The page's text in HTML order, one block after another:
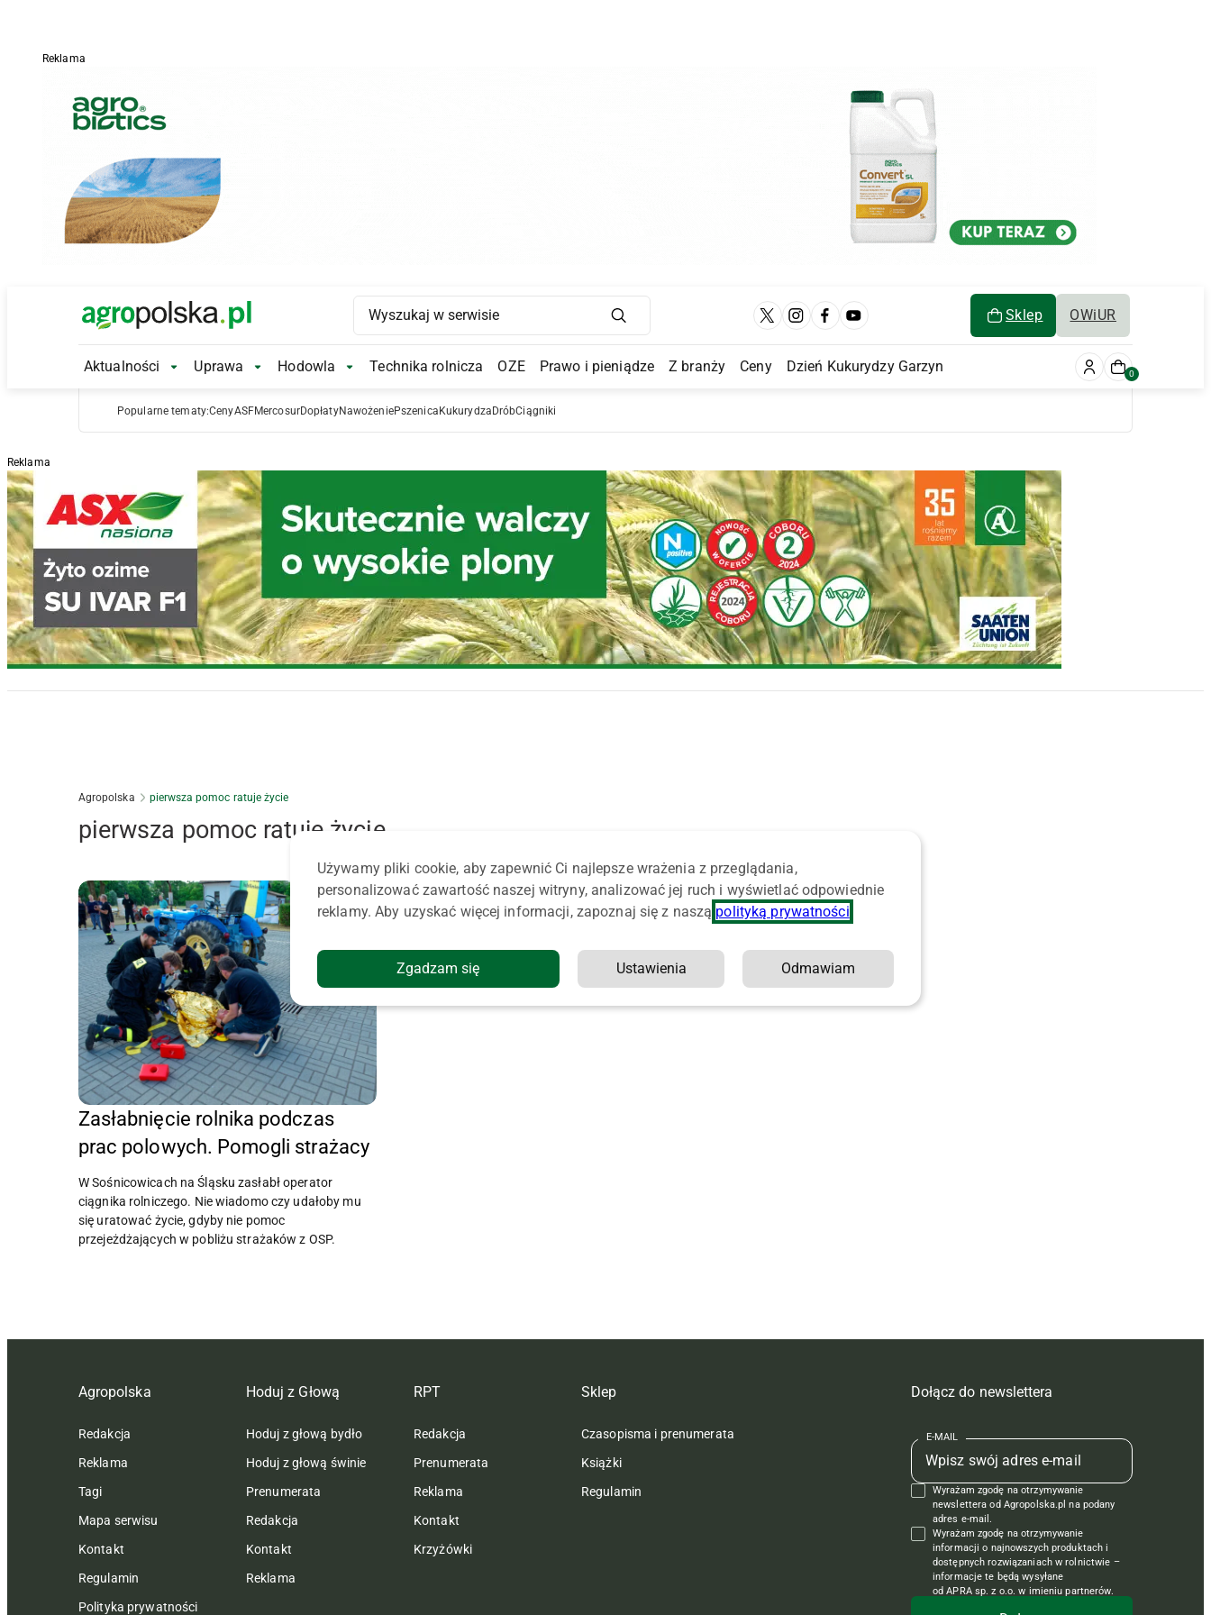
Reklama
Main Logo Sklep OWiUR
Main Navigation
Aktualności Aktualności Submenu
Uprawa Uprawa Submenu
Hodowla Hodowla Submenu
Technika rolnicza OZE Prawo i pieniądze Z branży Ceny Dzień Kukurydzy Garzyn 0
Popularne tematy:CenyASFMercosurDopłatyNawożeniePszenica Kukurydza DróbCiągniki
Reklama
Agropolska pierwsza pomoc ratuje życie
pierwsza pomoc ratuje życie
Zasłabnięcie rolnika podczas
prac polowych. Pomogli strażacy
W Sośnicowicach na Śląsku zasłabł operator
ciągnika rolniczego. Nie wiadomo czy udałoby mu
się uratować życie, gdyby nie pomoc
przejeżdżających w pobliżu strażaków z OSP.
Agropolska
Redakcja
Reklama
Tagi
Mapa serwisu
Kontakt
Regulamin
Polityka prywatności
Hoduj z Głową
Hoduj z głową bydło
Hoduj z głową świnie
Prenumerata
Redakcja
Kontakt
Reklama
RPT
Redakcja
Prenumerata
Reklama
Kontakt
Krzyżówki
Sklep
Czasopisma i prenumerata
Książki
Regulamin
Dołącz do newslettera
E-MAIL
Wyrażam zgodę na otrzymywanie
newslettera od Agropolska.pl na podany
adres e-mail.
Wyrażam zgodę na otrzymywanie
informacji o najnowszych produktach i
dostępnych rozwiązaniach w rolnictwie –
informacje te będą wysyłane
od APRA sp. z o.o. w imieniu partnerów.
Używamy pliki cookie, aby zapewnić Ci najlepsze wrażenia z przeglądania,
personalizować zawartość naszej witryny, analizować jej ruch i wyświetlać odpowiednie
reklamy. Aby uzyskać więcej informacji, zapoznaj się z naszą polityką prywatności
Zgadzam się Ustawienia Odmawiam